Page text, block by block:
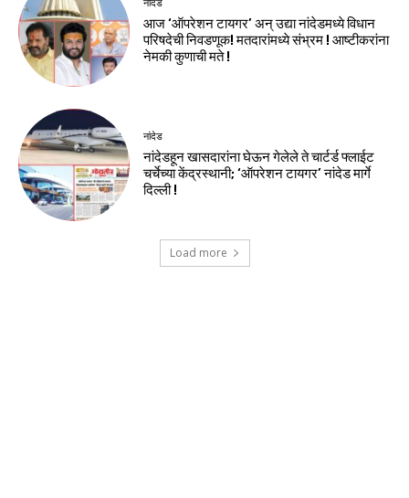
नांदेड
आज ‘ऑपरेशन टायगर’ अन् उद्या नांदेडमध्ये विधान
परिषदेची निवडणूक! मतदारांमध्ये संभ्रम ! आष्टीकरांना
नेमकी कुणाची मते !
नांदेड
नांदेडहून खासदारांना घेऊन गेलेले ते चार्टर्ड फ्लाईट
चर्चेच्या केंद्रस्थानी; ‘ऑपरेशन टायगर’ नांदेड मार्गे
दिल्ली !
Load more